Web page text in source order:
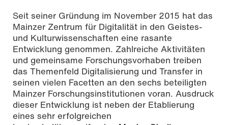
Seit seiner Gründung im November 2015 hat das
Mainzer Zentrum für Digitalität in den Geistes-
und Kulturwissenschaften eine rasante
Entwicklung genommen. Zahlreiche Aktivitäten
und gemeinsame Forschungsvorhaben treiben
das Themenfeld Digitalisierung und Transfer in
seinen vielen Facetten an den sechs beteiligten
Mainzer Forschungsinstitutionen voran. Ausdruck
dieser Entwicklung ist neben der Etablierung
eines sehr erfolgreichen